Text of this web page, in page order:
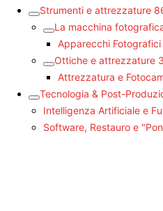
Strumenti e attrezzature
La macchina
Apparecchi Fotografici
Ottiche e attrezzature
Attrezzatura e
Tecnologia & Post-
Intelligenza Artificiale e
Software, Restauro e